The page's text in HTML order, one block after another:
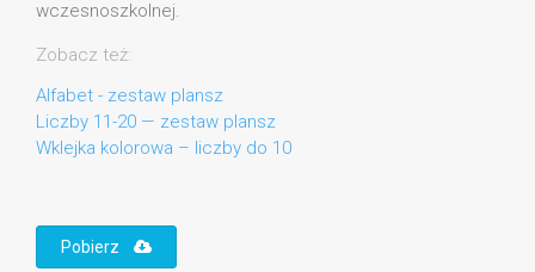
wczesnoszkolnej.
Zobacz też:
Alfabet - zestaw plansz
Liczby 11-20 — zestaw plansz
Wklejka kolorowa – liczby do 10
Pobierz